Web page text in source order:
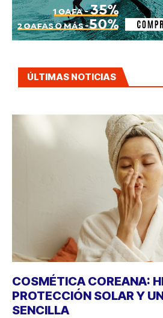
ÚLTIMAS NOTICIAS
COSMÉTICA COREANA:
PROTECCIÓN SOLAR Y
SENCILLA